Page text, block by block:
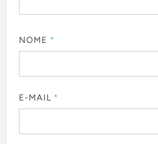
NOME *
E-MAIL *